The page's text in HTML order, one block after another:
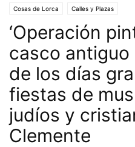
Cosas de Lorca Calles y Plazas
‘Operación
casco antiguo
de los días
fiestas de
judíos y
Clemente